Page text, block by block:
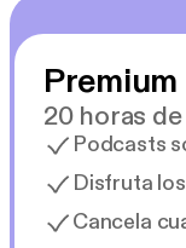
Premium
20 horas
Podcasts
Disfruta
Cancela